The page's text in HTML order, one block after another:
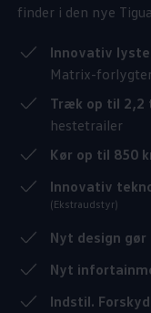
finder i den nye
Innovativ
Matrix-
Træk op til 2,2
hestetrailer
Kør op til 850
Innovativ
(Ekstraudstyr)
Nyt design gør
Nyt
Indstil.